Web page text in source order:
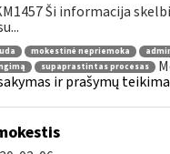
Ši informacija
mokestinė nepriemoka
supaprastintas procesas
ir prašymų